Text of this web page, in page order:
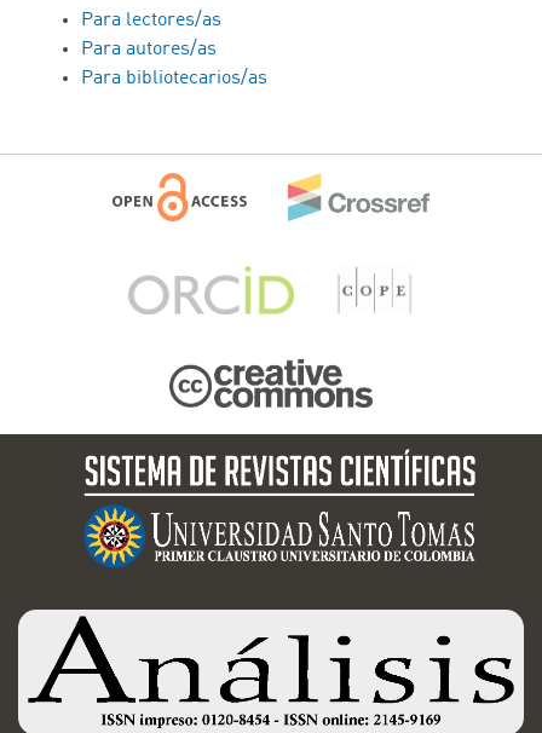
Para lectores/as
Para autores/as
Para bibliotecarios/as